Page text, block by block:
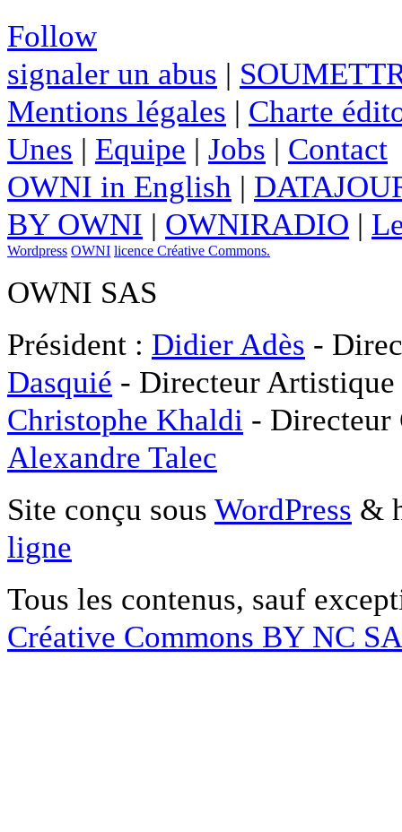
Follow
signaler un abus |
Mentions légales | Charte
Unes | Equipe | Jobs | Contact
OWNI in English |
BY OWNI | OWNIRADIO |
Wordpress OWNI licence Créative Commons.
OWNI SAS
Président : Didier Adès -
Dasquié - Directeur
Christophe Khaldi -
Alexandre Talec
Site conçu sous WordPress &
ligne
Tous les contenus, sauf
Créative Commons BY NC SA